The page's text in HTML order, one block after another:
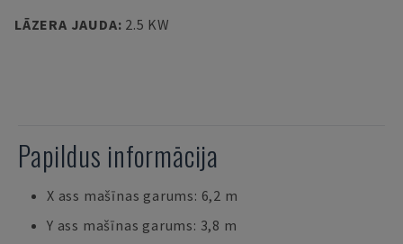
LĀZERA JAUDA: 2.5 KW
Papildus informācija
X ass mašīnas garums: 6,2 m
Y ass mašīnas garums: 3,8 m